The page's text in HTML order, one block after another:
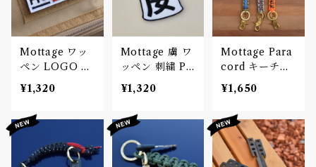
Mottage ワッ
ペン LOGO 刺
繍 Patch
¥1,320
Mottage 虜 ワ
ッペン 刺繍 Pa
tch
¥1,320
Mottage Para
cord キーチェ
ーン 003
¥1,650